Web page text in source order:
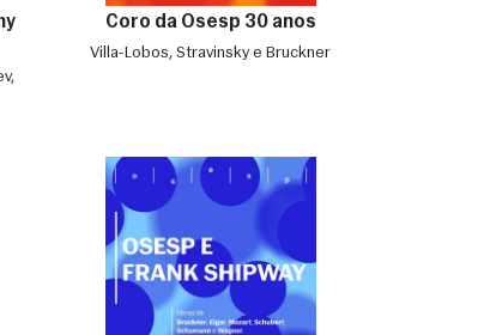
Coro da Osesp 30 anos
Villa-Lobos, Stravinsky e Bruckner